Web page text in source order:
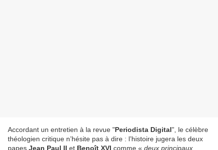
Accordant un entretien à la revue "Periodista Digital", le célèbre
théologien critique n’hésite pas à dire : l’histoire jugera les deux
papes Jean Paul II et Benoît XVI comme « deux principaux